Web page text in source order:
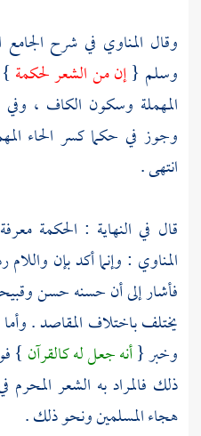
وقال المناوي في شرح الجامع
وسلم {إن من الشعر لحكمة
المهملة وسكون الكاف ، وفي
وجوز في حكما كسر الحاء
انتهى .
قال في النهاية : الحكمة
المناوي : وإنما أكد بإن
فأشار إلى أن حسنه حسن
يختلف باختلاف المقاصد .
وخبر {أنه جعل له كالقرآن }
ذلك فالمراد به الشعر المحرم
هجاء المسلمين ونحو ذلك .